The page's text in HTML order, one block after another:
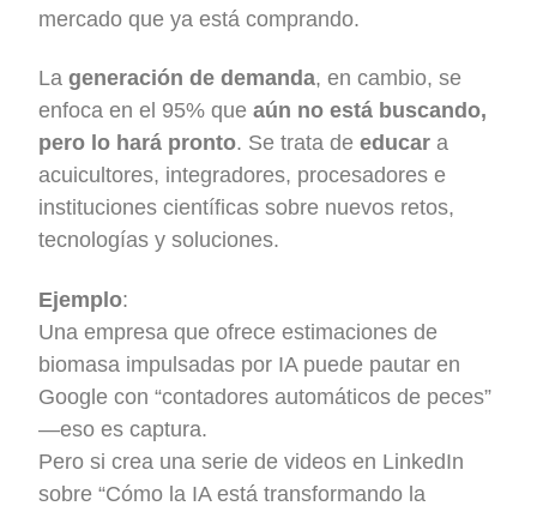
mercado que ya está comprando.
Lageneración de demanda, en cambio, se
enfoca en el 95% queaún no está buscando,
pero lo hará pronto. Se trata deeducar a
acuicultores, integradores, procesadores e
instituciones científicas sobre nuevos retos,
tecnologías y soluciones.
Ejemplo:
Una empresa que ofrece estimaciones de
biomasa impulsadas por IA puede pautar en
Google con “contadores automáticos de peces”
—eso es captura.
Pero si crea una serie de videos en LinkedIn
sobre “Cómo la IA está transformando la